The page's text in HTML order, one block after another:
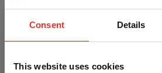
Consent Details
This website uses cookies
een shake wilt nemen, maar niet
nachtrust ook extra wilt herstellen.
wordt voorzien. Hierdoor is